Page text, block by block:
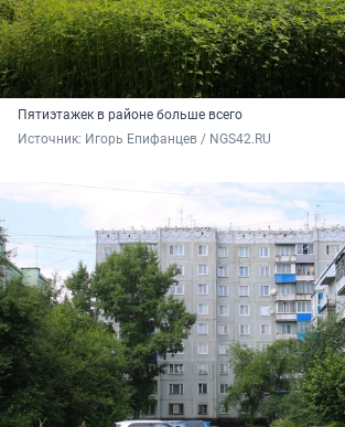
Пятиэтажек в районе больше всего
Источник: Игорь Епифанцев / NGS42.RU